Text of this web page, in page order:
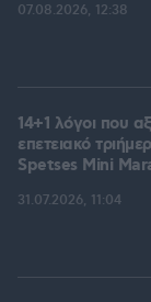
07.08.2026, 12:38
14+1 λόγοι που
επετειακό
Spetses Mini
31.07.2026, 11:04